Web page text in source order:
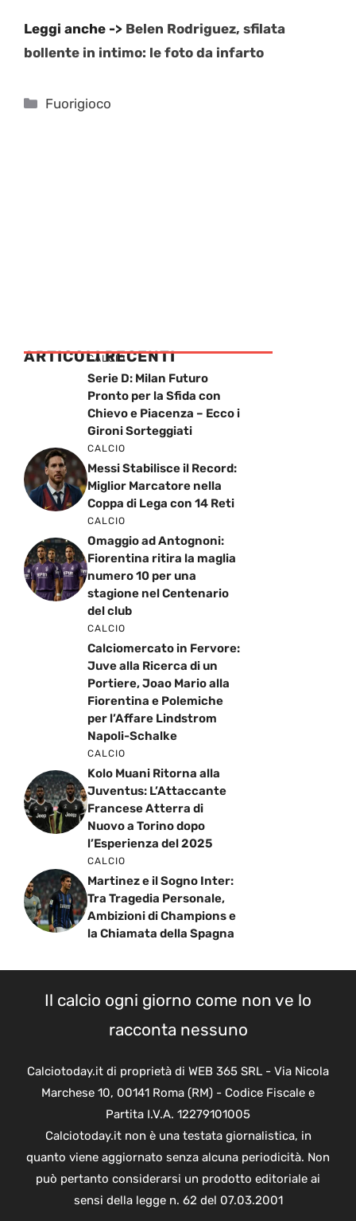
Leggi anche -> Belen Rodriguez, sfilata
bollente in intimo: le foto da infarto
Categorie
Fuorigioco
ARTICOLI RECENTI
CALCIO
Serie D: Milan Futuro
Pronto per la Sfida con
Chievo e Piacenza – Ecco i
Gironi Sorteggiati
CALCIO
Messi Stabilisce il Record:
Miglior Marcatore nella
Coppa di Lega con 14 Reti
CALCIO
Omaggio ad Antognoni:
Fiorentina ritira la maglia
numero 10 per una
stagione nel Centenario
del club
CALCIO
Calciomercato in Fervore:
Juve alla Ricerca di un
Portiere, Joao Mario alla
Fiorentina e Polemiche
per l’Affare Lindstrom
Napoli-Schalke
CALCIO
Kolo Muani Ritorna alla
Juventus: L’Attaccante
Francese Atterra di
Nuovo a Torino dopo
l’Esperienza del 2025
CALCIO
Martinez e il Sogno Inter:
Tra Tragedia Personale,
Ambizioni di Champions e
la Chiamata della Spagna
Il calcio ogni giorno come non ve lo
racconta nessuno
Calciotoday.it di proprietà di WEB 365 SRL - Via Nicola
Marchese 10, 00141 Roma (RM) - Codice Fiscale e
Partita I.V.A. 12279101005
Calciotoday.it non è una testata giornalistica, in
quanto viene aggiornato senza alcuna periodicità. Non
può pertanto considerarsi un prodotto editoriale ai
sensi della legge n. 62 del 07.03.2001